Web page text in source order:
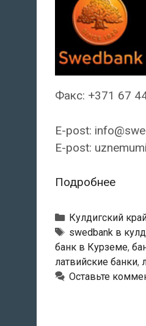
Факс: +371 67
E-post:
E-post:
Подробнее
Рубрики
Кулдигский
Тэги
swedbank в
банк в Курземе,
латвийские банки,
Оставьте